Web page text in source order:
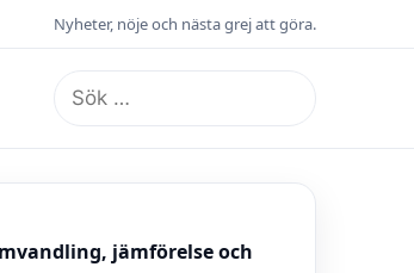
Nyheter, nöje och nästa grej att göra.
Sök
efter:
jämförelse och